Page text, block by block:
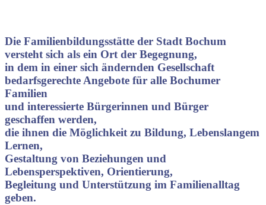
Die Familienbildungsstätte der Stadt Bochum
versteht sich als ein Ort der Begegnung,
in dem in einer sich ändernden Gesellschaft
bedarfsgerechte Angebote für alle Bochumer
Familien
und interessierte Bürgerinnen und Bürger
geschaffen werden,
die ihnen die Möglichkeit zu Bildung, Lebenslangem
Lernen,
Gestaltung von Beziehungen und
Lebensperspektiven, Orientierung,
Begleitung und Unterstützung im Familienalltag
geben.